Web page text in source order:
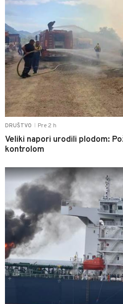
DRUŠTVO Pre 2 h
Veliki napori urodili plodom:
kontrolom